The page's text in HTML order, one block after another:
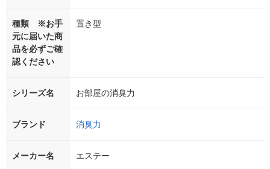
種類 ※お手
元に届いた商
品を必ずご確
認ください
置き型
シリーズ名 お部屋の消臭力
ブランド 消臭力
メーカー名 エステー